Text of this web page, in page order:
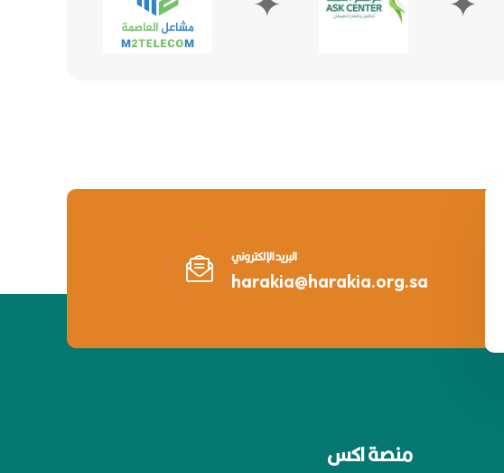
البريد الإلكتروني
harakia@harakia.org.sa
منصة اكس